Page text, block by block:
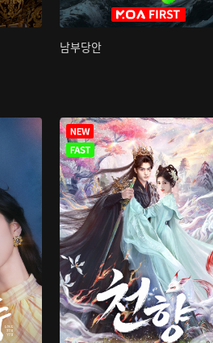
남부당안